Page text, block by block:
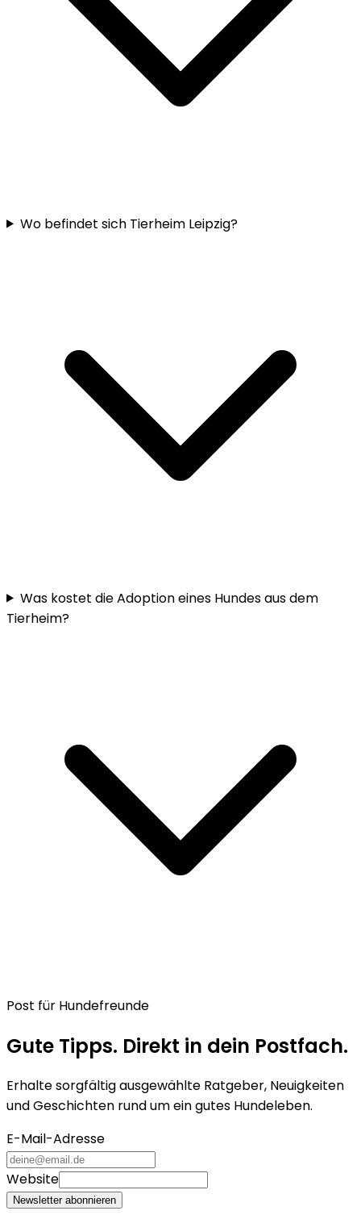
Wo befindet sich Tierheim Leipzig?
Was kostet die Adoption eines Hundes aus dem
Tierheim?
Post für Hundefreunde
Gute Tipps. Direkt in dein Postfach.
Erhalte sorgfältig ausgewählte Ratgeber, Neuigkeiten
und Geschichten rund um ein gutes Hundeleben.
E-Mail-Adresse
Website
Newsletter abonnieren